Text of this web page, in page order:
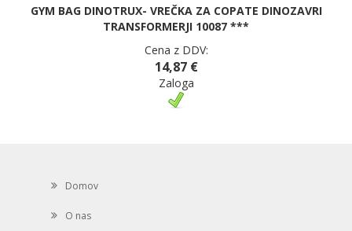
GYM BAG DINOTRUX- VREČKA ZA COPATE DINOZAVRI
TRANSFORMERJI 10087 ***
Cena z DDV:
14,87 €
Zaloga
Domov
O nas